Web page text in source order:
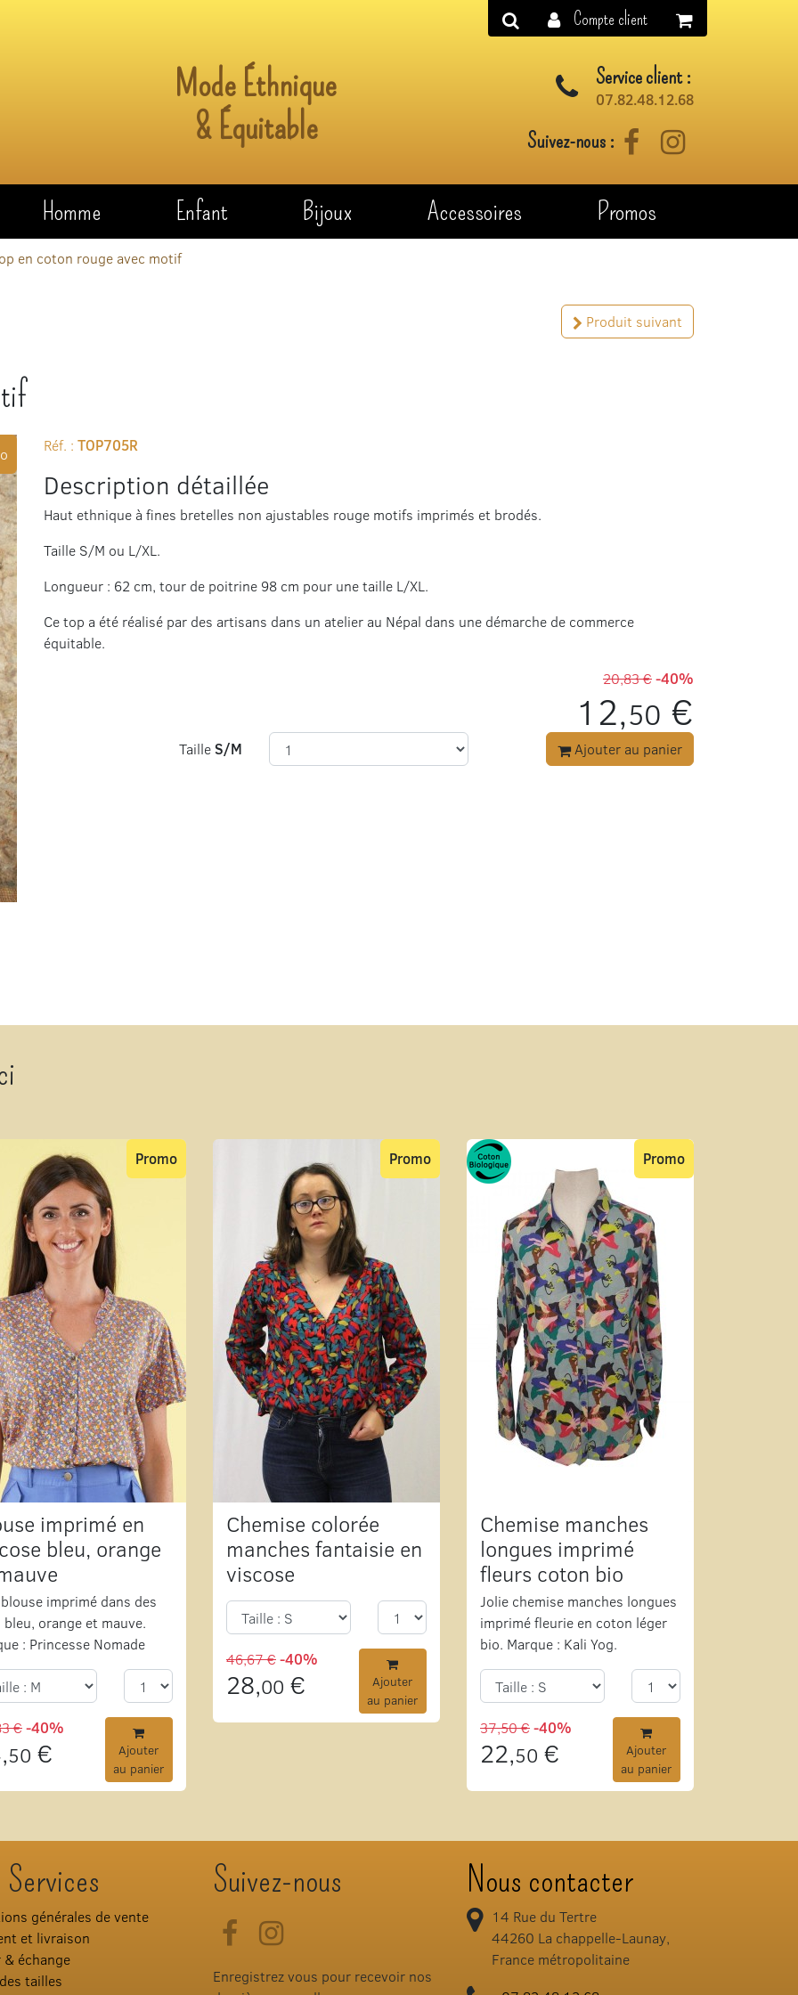
Mode Éthnique
& Équitable
Service client :
07.82.48.12.68
Suivez-nous : FacebookInstagram
Homme Enfant Bijoux Accessoires Promos
en coton rouge avec motif
Produit suivant
Réf. : TOP705R
Description détaillée
Haut ethnique à fines bretelles non ajustables rouge motifs imprimés et brodés.
Taille S/M ou L/XL.
Longueur : 62 cm, tour de poitrine 98 cm pour une taille L/XL.
Ce top a été réalisé par des artisans dans un atelier au Népal dans une démarche de commerce
équitable.
20,83 €-40%
12,50 €
TailleS/M Ajouter au panier
imprimé en
bleu, orange
imprimé dans des
orange et mauve.
: Princesse Nomade
Promo
€-40%
50 €
Ajouter
au panier
Chemise colorée
manches fantaisie en
viscose
Promo
46,67 €-40%
28,00 €
Ajouter
au panier
Chemise manches
longues imprimé
fleurs coton bio
Jolie chemise manches longues
imprimé fleurie en coton léger
bio. Marque : Kali Yog.
Promo
37,50 €-40%
22,50 €
Ajouter
au panier
Compte client
générales de vente
et livraison
& échange
tailles
Suivez-nous
FacebookInstagram
Enregistrez vous pour recevoir nos
Nous contacter
14 Rue du Tertre
44260 La chappelle-Launay,
France métropolitaine